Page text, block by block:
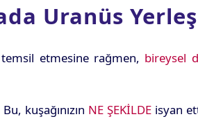
Uranüs
etmesine rağmen, bireysel
Bu, kuşağınızın NE ŞEKİLDE isyan